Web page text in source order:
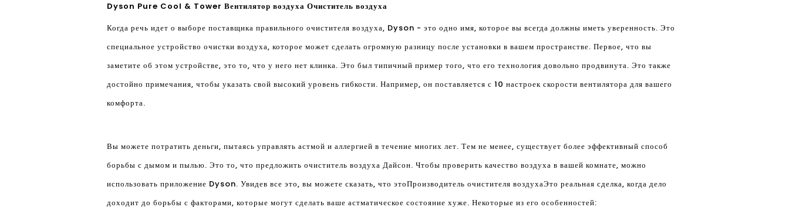
Dyson Pure Cool & Tower Вентилятор воздуха Очиститель воздуха
Когда речь идет о выборе поставщика правильного очистителя воздуха, Dyson - это одно имя, которое вы всегда должны иметь уверенность. Это
специальное устройство очистки воздуха, которое может сделать огромную разницу после установки в вашем пространстве. Первое, что вы
заметите об этом устройстве, это то, что у него нет клинка. Это был типичный пример того, что его технология довольно продвинута. Это также
достойно примечания, чтобы указать свой высокий уровень гибкости. Например, он поставляется с 10 настроек скорости вентилятора для вашего
комфорта.
Вы можете потратить деньги, пытаясь управлять астмой и аллергией в течение многих лет. Тем не менее, существует более эффективный способ
борьбы с дымом и пылью. Это то, что предложить очиститель воздуха Дайсон. Чтобы проверить качество воздуха в вашей комнате, можно
использовать приложение Dyson. Увидев все это, вы можете сказать, что этоПроизводитель очистителя воздухаЭто реальная сделка, когда дело
доходит до борьбы с факторами, которые могут сделать ваше астматическое состояние хуже. Некоторые из его особенностей: